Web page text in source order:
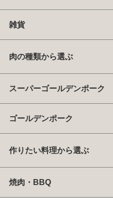
雑貨
肉の種類から選ぶ
スーパーゴールデンポーク
ゴールデンポーク
作りたい料理から選ぶ
焼肉・BBQ